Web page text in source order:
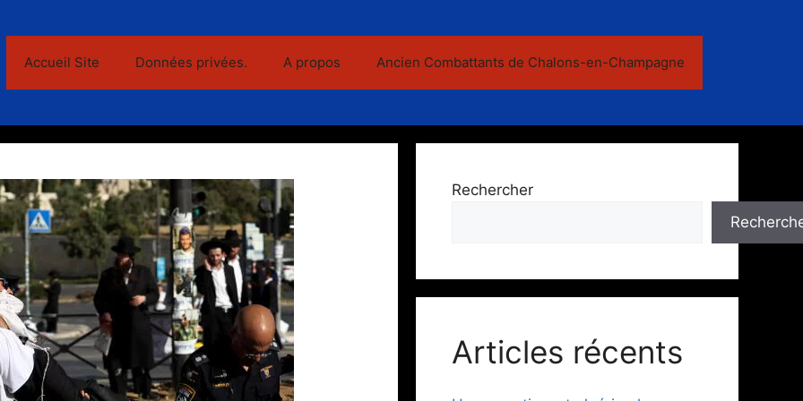
Accueil Site Données privées. A propos Ancien Combattants de Chalons-en-Champagne
Rechercher
Articles récents